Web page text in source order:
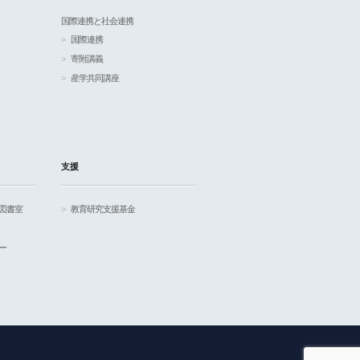
国際連携と社会連携
国際連携
寄附講義
産学共同講座
書室
支援
教育研究支援基金